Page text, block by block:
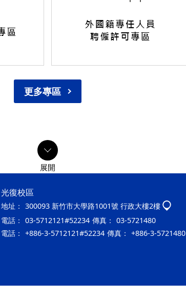
更多專區
光復校區
地址： 300093 新竹市大學路1001號 行政大樓2樓
電話： 03-5712121#52234 傳真： 03-5721480
電話： +886-3-5712121#52234 傳真： +886-3-5721480